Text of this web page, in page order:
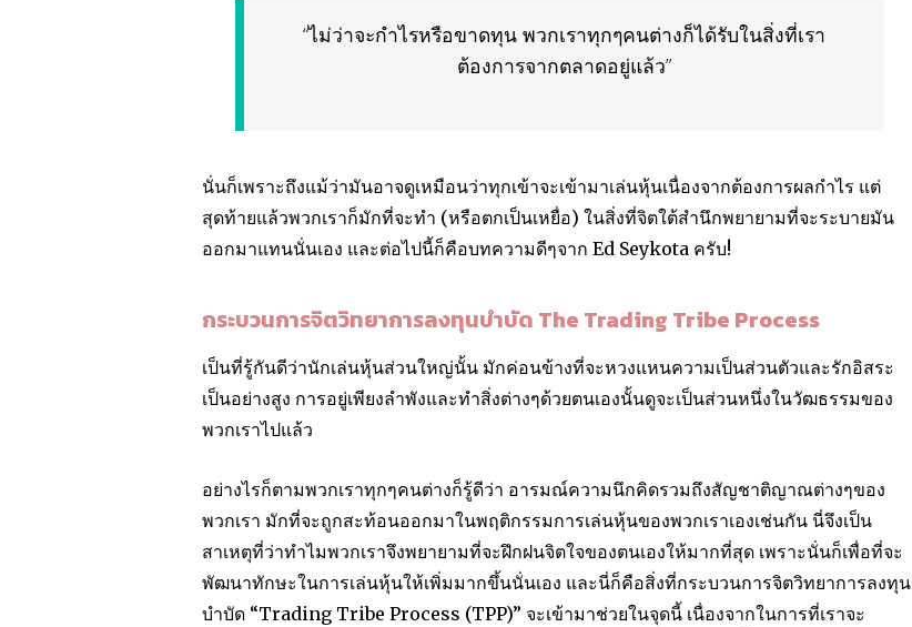
“ไม่ว่าจะกำไรหรือขาดทุน พวกเราทุกๆคนต่างก็ได้รับในสิ่งที่เรา
ต้องการจากตลาดอยู่แล้ว”
นั่นก็เพราะถึงแม้ว่ามันอาจดูเหมือนว่าทุกเข้าจะเข้ามาเล่นหุ้นเนื่องจากต้องการผลกำไร แต่
สุดท้ายแล้วพวกเราก็มักที่จะทำ (หรือตกเป็นเหยื่อ) ในสิ่งที่จิตใต้สำนึกพยายามที่จะระบายมัน
ออกมาแทนนั่นเอง และต่อไปนี้ก็คือบทความดีๆจาก Ed Seykota ครับ!
กระบวนการจิตวิทยาการลงทุนบำบัด The Trading Tribe Process
เป็นที่รู้กันดีว่านักเล่นหุ้นส่วนใหญ่นั้น มักค่อนข้างที่จะหวงแหนความเป็นส่วนตัวและรักอิสระ
เป็นอย่างสูง การอยู่เพียงลำพังและทำสิ่งต่างๆด้วยตนเองนั้นดูจะเป็นส่วนหนึ่งในวัฒธรรมของ
พวกเราไปแล้ว
อย่างไรก็ตามพวกเราทุกๆคนต่างก็รู้ดีว่า อารมณ์ความนึกคิดรวมถึงสัญชาติญาณต่างๆของ
พวกเรา มักที่จะถูกสะท้อนออกมาในพฤติกรรมการเล่นหุ้นของพวกเราเองเช่นกัน นี่จึงเป็น
สาเหตุที่ว่าทำไมพวกเราจึงพยายามที่จะฝึกฝนจิตใจของตนเองให้มากที่สุด เพราะนั่นก็เพื่อที่จะ
พัฒนาทักษะในการเล่นหุ้นให้เพิ่มมากขึ้นนั่นเอง และนี่ก็คือสิ่งที่กระบวนการจิตวิทยาการลงทุน
บำบัด “Trading Tribe Process (TPP)” จะเข้ามาช่วยในจุดนี้ เนื่องจากในการที่เราจะ